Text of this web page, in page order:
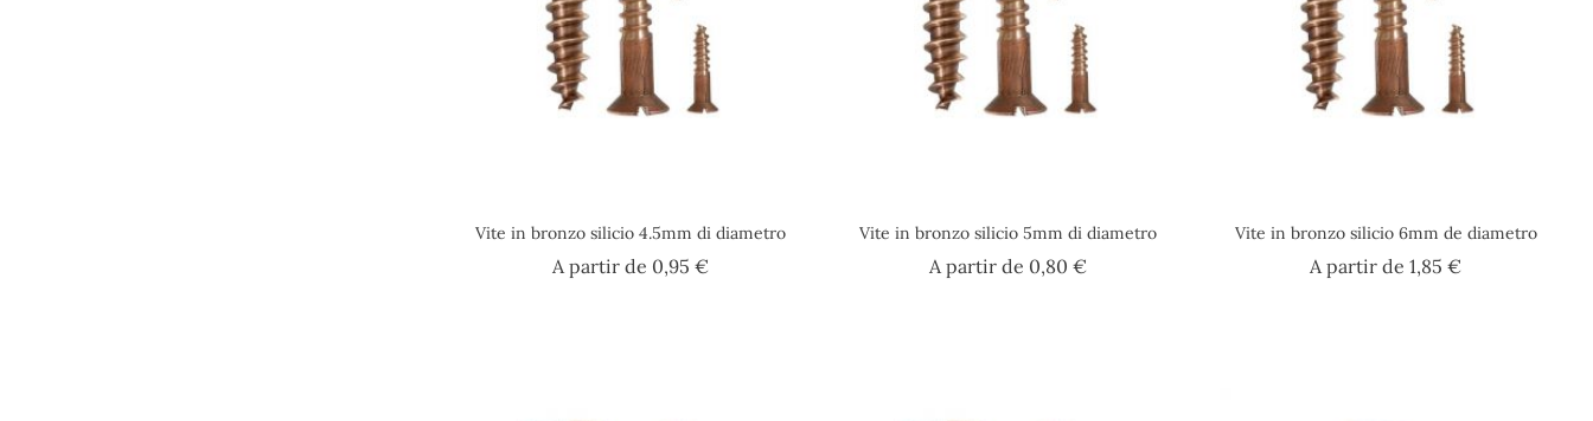
Vite in bronzo silicio 4.5mm di diametro
A partir de 0,95 €Prezzo
Vite in bronzo silicio 5mm di diametro
A partir de 0,80 €Prezzo
Vite in bronzo silicio 6mm de diametro
A partir de1,85 €Prezzo